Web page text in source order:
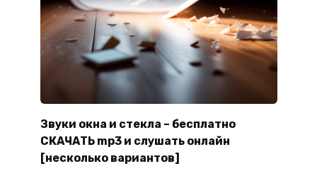
Звуки окна и стекла – бесплатно
СКАЧАТЬ mp3 и слушать онлайн
[несколько вариантов]